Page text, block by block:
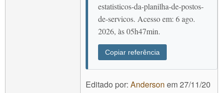
estatisticos-da-planilha-de-postos-
de-servicos. Acesso em: 6 ago.
2026, às 05h47min.
Copiar referência
Editado por: Anderson em27/11/20